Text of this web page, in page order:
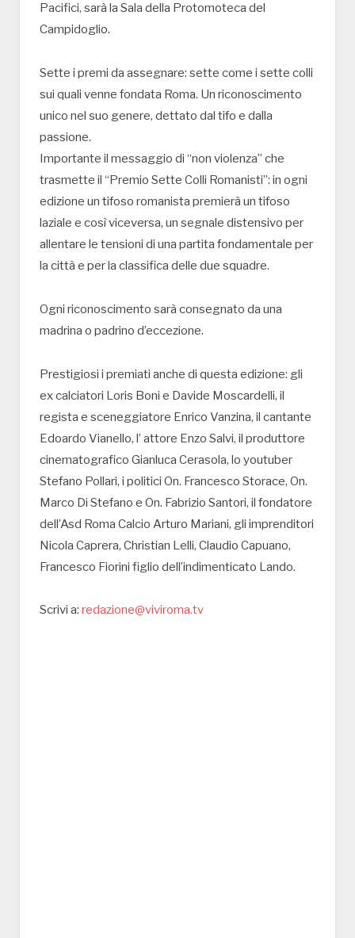
Pacifici, sarà la Sala della Protomoteca del
Campidoglio.
Sette i premi da assegnare: sette come i sette colli
sui quali venne fondata Roma. Un riconoscimento
unico nel suo genere, dettato dal tifo e dalla
passione.
Importante il messaggio di “non violenza” che
trasmette il “Premio Sette Colli Romanisti”: in ogni
edizione un tifoso romanista premierà un tifoso
laziale e così viceversa, un segnale distensivo per
allentare le tensioni di una partita fondamentale per
la città e per la classifica delle due squadre.
Ogni riconoscimento sarà consegnato da una
madrina o padrino d’eccezione.
Prestigiosi i premiati anche di questa edizione: gli
ex calciatori Loris Boni e Davide Moscardelli, il
regista e sceneggiatore Enrico Vanzina, il cantante
Edoardo Vianello, l’ attore Enzo Salvi, il produttore
cinematografico Gianluca Cerasola, lo youtuber
Stefano Pollari, i politici On. Francesco Storace, On.
Marco Di Stefano e On. Fabrizio Santori, il fondatore
dell’Asd Roma Calcio Arturo Mariani, gli imprenditori
Nicola Caprera, Christian Lelli, Claudio Capuano,
Francesco Fiorini figlio dell’indimenticato Lando.
Scrivi a: redazione@viviroma.tv